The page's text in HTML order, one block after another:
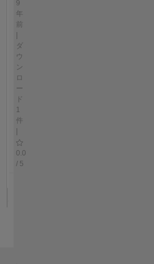
9
年
前
ダ
ウ
ン
ロ
ー
ド
1
件
0.0
/ 5